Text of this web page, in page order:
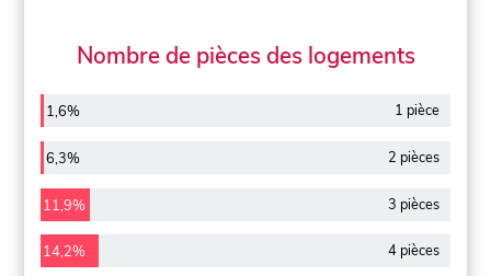
Nombre de pièces des logements
1,6% 1 pièce
6,3% 2 pièces
11,9% 3 pièces
14,2% 4 pièces